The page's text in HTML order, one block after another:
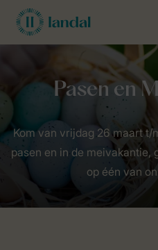
Aanbiedingen
Kom van vrijdag 26 maart t/
pasen en in de meivakantie,
op één van